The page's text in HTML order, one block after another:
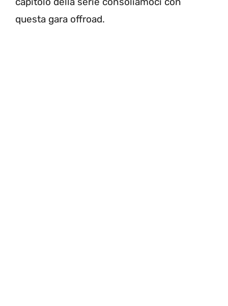
questa gara offroad.